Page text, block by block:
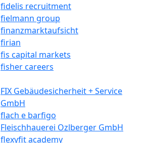
fidelis recruitment
fielmann group
finanzmarktaufsicht
firian
fis capital markets
fisher careers
FIX Gebäudesicherheit + Service
GmbH
flach e barfigo
Fleischhauerei Ozlberger GmbH
flexyfit academy